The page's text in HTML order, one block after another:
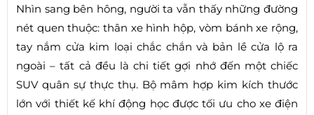
Nhìn sang bên hông, người ta vẫn thấy những đường
nét quen thuộc: thân xe hình hộp, vòm bánh xe rộng,
tay nắm cửa kim loại chắc chắn và bản lề cửa lộ ra
ngoài – tất cả đều là chi tiết gợi nhớ đến một chiếc
SUV quân sự thực thụ. Bộ mâm hợp kim kích thước
lớn với thiết kế khí động học được tối ưu cho xe điện